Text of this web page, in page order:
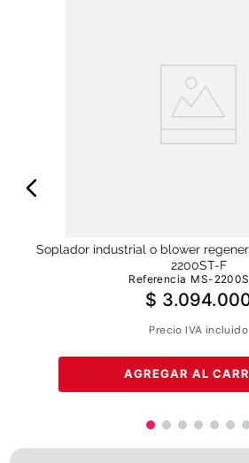
Soplador industrial o blower
2200ST-F
Referencia MS-
$ 3.094.
Precio IVA incluido
AGREGAR AL